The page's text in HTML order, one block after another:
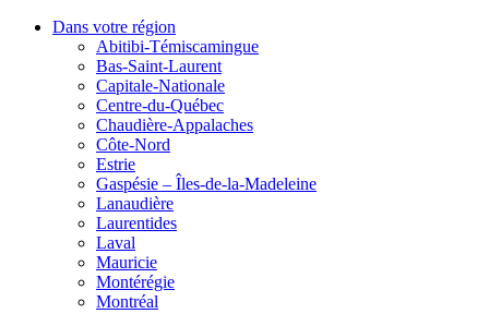
Dans votre région
Abitibi-Témiscamingue
Bas-Saint-Laurent
Capitale-Nationale
Centre-du-Québec
Chaudière-Appalaches
Côte-Nord
Estrie
Gaspésie – Îles-de-la-Madeleine
Lanaudière
Laurentides
Laval
Mauricie
Montérégie
Montréal